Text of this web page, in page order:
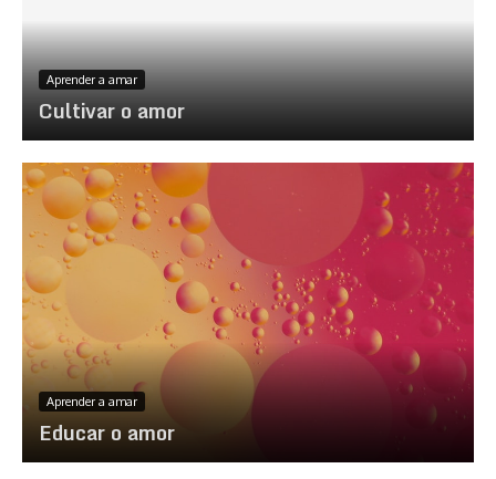
Aprender a amar
Cultivar o amor
Aprender a amar
Educar o amor